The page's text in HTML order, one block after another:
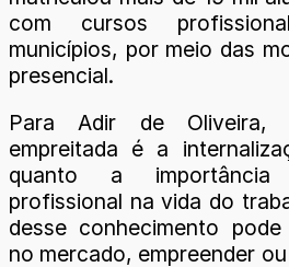
com cursos
municípios, por meio das
presencial.
Para Adir de Oliveira,
empreitada é a
quanto a importância
profissional na vida do
desse conhecimento
no mercado, empreender